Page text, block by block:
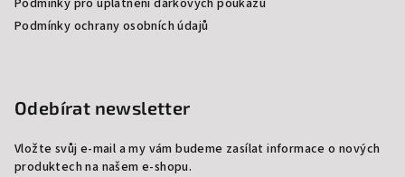
Podmínky ochrany osobních údajů
Odebírat newsletter
Vložte svůj e-mail a my vám budeme zasílat informace o nových
produktech na našem e-shopu.